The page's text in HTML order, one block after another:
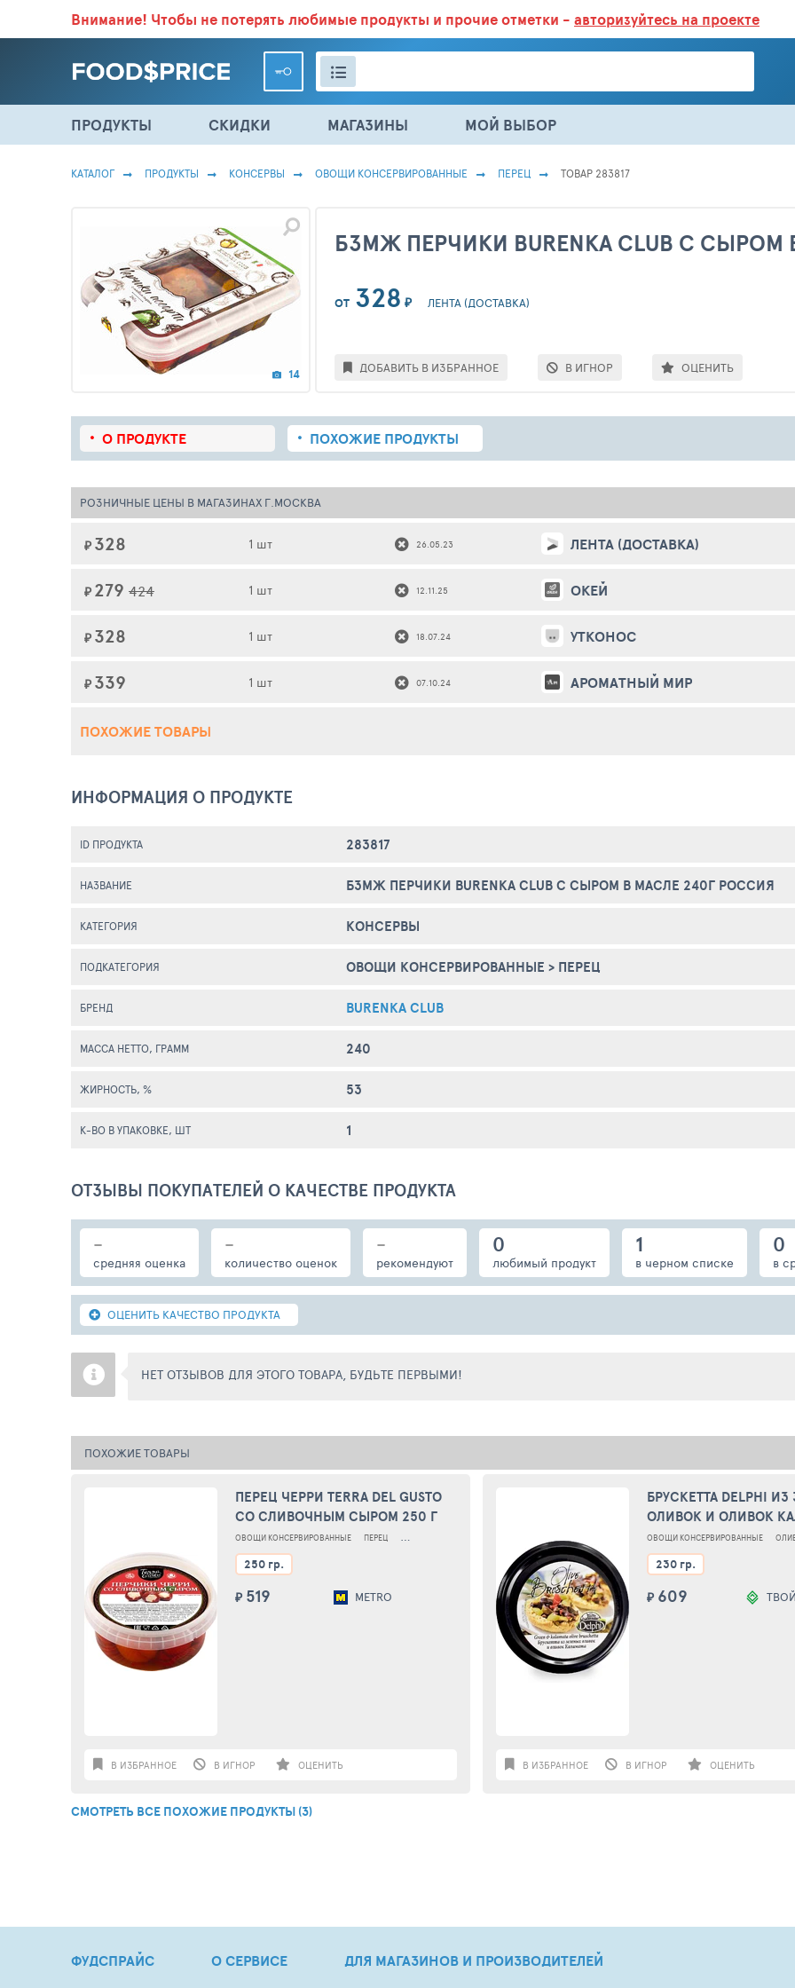
ВСЕ СКИДКИ И ВЫГОДНЫЕ ЦЕНЫ НА ПРОДУКТЫ В МАГАЗИНАХ.БОЛЬШЕ 100 000 ТОВАРОВ. ЕЖЕДНЕВНОЕ ОБНОВЛЕНИЕ
Внимание! Чтобы не потерять любимые продукты и прочие отметки - авторизуйтесь на проекте
ПРОДУКТЫ СКИДКИ МАГАЗИНЫ МОЙ ВЫБОР
КАТАЛОГ ПРОДУКТЫ КОНСЕРВЫ ОВОЩИ КОНСЕРВИРОВАННЫЕ ПЕРЕЦ ТОВАР 283817
БЗМЖ ПЕРЧИКИ BURENKA CLUB С
14
ОТ 328 ₽ ЛЕНТА (ДОСТАВКА)
ДОБАВИТЬ В ИЗБРАННОЕ В ИГНОР ОЦЕНИТЬ
О ПРОДУКТЕ ПОХОЖИЕ ПРОДУКТЫ
РОЗНИЧНЫЕ ЦЕНЫ В МАГАЗИНАХ Г.МОСКВА
₽ 328 1 шт 26.05.23 ЛЕНТА (ДОСТАВКА)
₽ 279 424 1 шт 12.11.25 ОКЕЙ
₽ 328 1 шт 18.07.24 УТКОНОС
₽ 339 1 шт 07.10.24 АРОМАТНЫЙ МИР
ПОХОЖИЕ ТОВАРЫ
ИНФОРМАЦИЯ О ПРОДУКТЕ
ID ПРОДУКТА 283817
НАЗВАНИЕ БЗМЖ ПЕРЧИКИ BURENKA CLUB С СЫРОМ В МАСЛЕ 240Г РОССИЯ
КАТЕГОРИЯ КОНСЕРВЫ
ПОДКАТЕГОРИЯ ОВОЩИ КОНСЕРВИРОВАННЫЕ > ПЕРЕЦ
БРЕНД BURENKA CLUB
МАССА НЕТТО, ГРАММ 240
ЖИРНОСТЬ, % 53
К-ВО В УПАКОВКЕ, ШТ 1
ОТЗЫВЫ ПОКУПАТЕЛЕЙ О КАЧЕСТВЕ ПРОДУКТА
-
средняя оценка
-
количество оценок
-
рекомендуют
0
любимый продукт
1
в черном списке
0
в
ОЦЕНИТЬ КАЧЕСТВО ПРОДУКТА
НЕТ ОТЗЫВОВ ДЛЯ ЭТОГО ТОВАРА, БУДЬТЕ ПЕРВЫМИ!
ПОХОЖИЕ ТОВАРЫ
ПЕРЕЦ ЧЕРРИ TERRA DEL GUSTO
СО СЛИВОЧНЫМ СЫРОМ 250 Г
ОВОЩИ КОНСЕРВИРОВАННЫЕ ПЕРЕЦ ПЕРЕЦ ЧЕРРИ СЛАДКИЙ ПЕРЕЦ ЧЕРРИ СЛАДКИЙ ФАРШИРОВАННЫЙ
250 гр.
₽ 519 METRO
В ИЗБРАННОЕ В ИГНОР ОЦЕНИТЬ
БРУСКЕТТА DELPHI
ОЛИВОК И ОЛИВОК
230Г
ОВОЩИ КОНСЕРВИРОВАННЫЕ
230 гр.
₽ 609
В ИЗБРАННОЕ В ИГНОР ОЦЕНИТЬ
СМОТРЕТЬ ВСЕ ПОХОЖИЕ ПРОДУКТЫ (3)
ФУДСПРАЙС О СЕРВИСЕ ДЛЯ МАГАЗИНОВ И ПРОИЗВОДИТЕЛЕЙ